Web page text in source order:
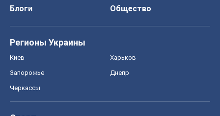
Блоги
Общество
Регионы Украины
Киев Харьков
Запорожье Днепр
Черкассы